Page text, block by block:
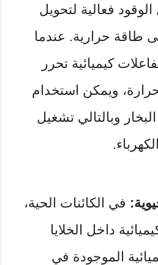
فعالية لتحويل
طاقة حرارية. عندما
كيميائية تحرر
ويمكن استخدام
وبالتالي تشغيل
في الكائنات الحية،
داخل الخلايا
الموجودة في